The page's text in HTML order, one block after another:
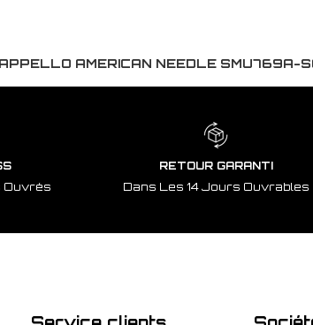
AMERICAN NEEDLE SMU769A-
Ouvrés
RETOUR GARANTI
Dans Les 14 Jours Ouvrables